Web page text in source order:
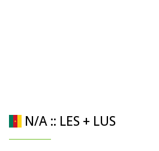
N/A :: LES + LUS